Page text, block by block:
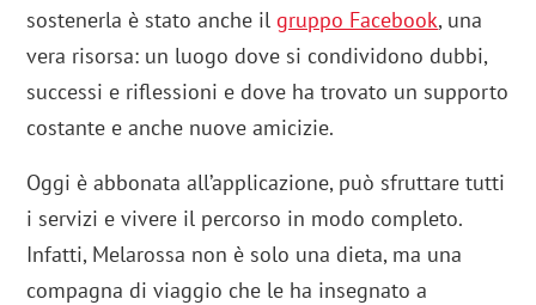
sostenerla è stato anche ilgruppo Facebook, una
vera risorsa: un luogo dove si condividono dubbi,
successi e riflessioni e dove ha trovato un supporto
costante e anche nuove amicizie.
Oggi è abbonata all’applicazione, può sfruttare tutti
i servizi e vivere il percorso in modo completo.
Infatti, Melarossa non è solo una dieta, ma una
compagna di viaggio che le ha insegnato a